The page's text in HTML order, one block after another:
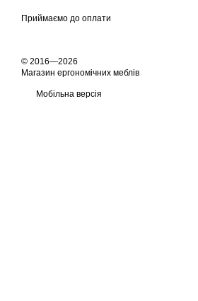
Приймаємо до оплати
© 2016—2026
Магазин ергономічних меблів
Мобільна версія